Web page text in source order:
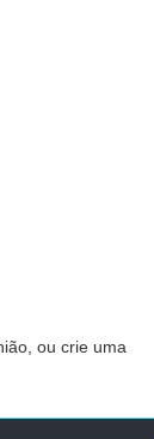
ou crie uma